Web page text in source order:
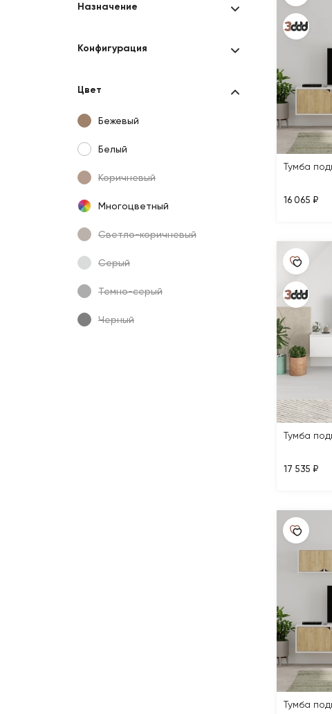
Назначение
Конфигурация
Цвет
Бежевый
Белый
Коричневый
Многоцветный
Светло-коричневый
Серый
Темно-серый
Черный
Тумба
16 065 ₽
Тумба
17 535 ₽
Тумба